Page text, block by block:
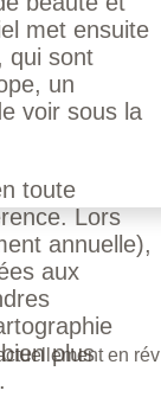
en
met ensuite
qui sont
un
voir sous la
toute
Lors
annuelle),
aux
plus